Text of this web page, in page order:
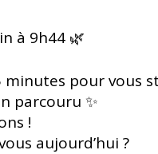
à 9h44 🌿
pour vous
parcouru ✨
!
aujourd’hui ?